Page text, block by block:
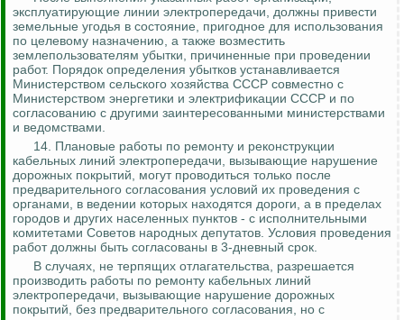
эксплуатирующие линии электропередачи, должны привести
земельные угодья в состояние, пригодное для использования
по целевому назначению, а также возместить
землепользователям убытки, причиненные при проведении
работ. Порядок определения убытков устанавливается
Министерством сельского хозяйства СССР совместно с
Министерством энергетики и электрификации СССР и по
согласованию с другими заинтересованными министерствами
и ведомствами.
14. Плановые работы по ремонту и реконструкции
кабельных линий электропередачи, вызывающие нарушение
дорожных покрытий, могут проводиться только после
предварительного согласования условий их проведения с
органами, в ведении которых находятся дороги, а в пределах
городов и других населенных пунктов - с исполнительными
комитетами Советов народных депутатов. Условия проведения
работ должны быть согласованы в 3-дневный срок.
В случаях, не терпящих отлагательства, разрешается
производить работы по ремонту кабельных линий
электропередачи, вызывающие нарушение дорожных
покрытий, без предварительного согласования, но с